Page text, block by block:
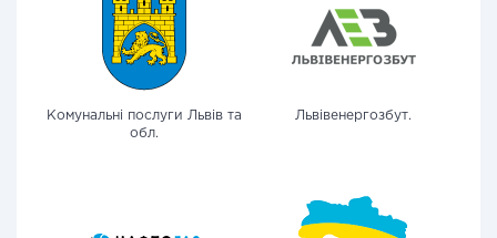
Комунальні послуги Львів та
обл.
Львівенергозбут.